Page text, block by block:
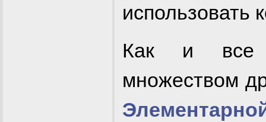
использовать
Как и все
множеством